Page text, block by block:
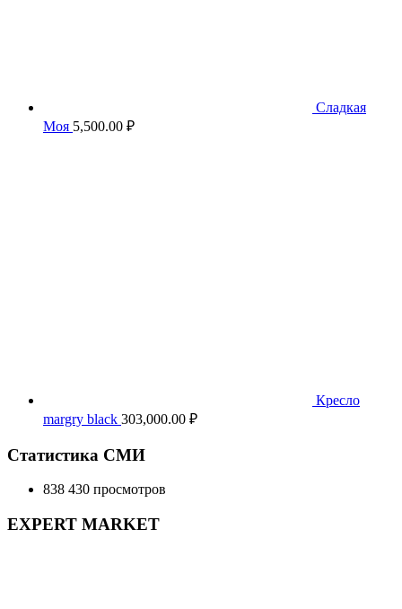
Сладкая
Моя 5,500.00 ₽
Кресло
margry black 303,000.00 ₽
Статистика СМИ
838 430 просмотров
EXPERT MARKET